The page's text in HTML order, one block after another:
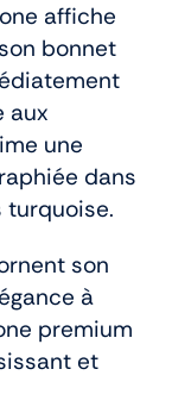
affiche
bonnet
aux
une
dans
turquoise.
son
à
premium
et